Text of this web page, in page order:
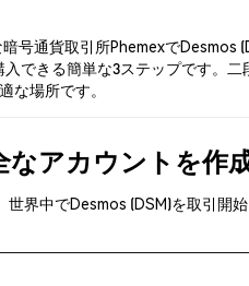
号通貨取引所Phemexで
できる簡単な3ステップです。
な場所です。
なアカウントを作
世界中でDesmos (DSM)を取引